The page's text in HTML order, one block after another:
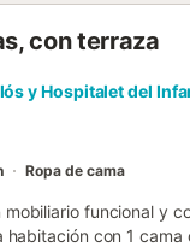
con terraza
y Hospitalet del
Ropa de cama
funcional y
con 1 cama